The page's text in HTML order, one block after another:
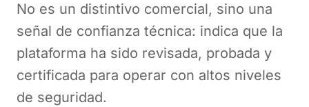
No es un distintivo comercial, sino una
señal de confianza técnica: indica que la
plataforma ha sido revisada, probada y
certificada para operar con altos niveles
de seguridad.